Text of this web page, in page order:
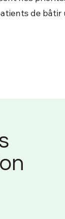
de